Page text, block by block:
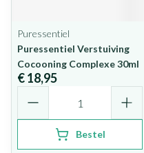
Puressentiel
Puressentiel Verstuiving
Cocooning Complexe 30ml
€ 18,95
Bestel